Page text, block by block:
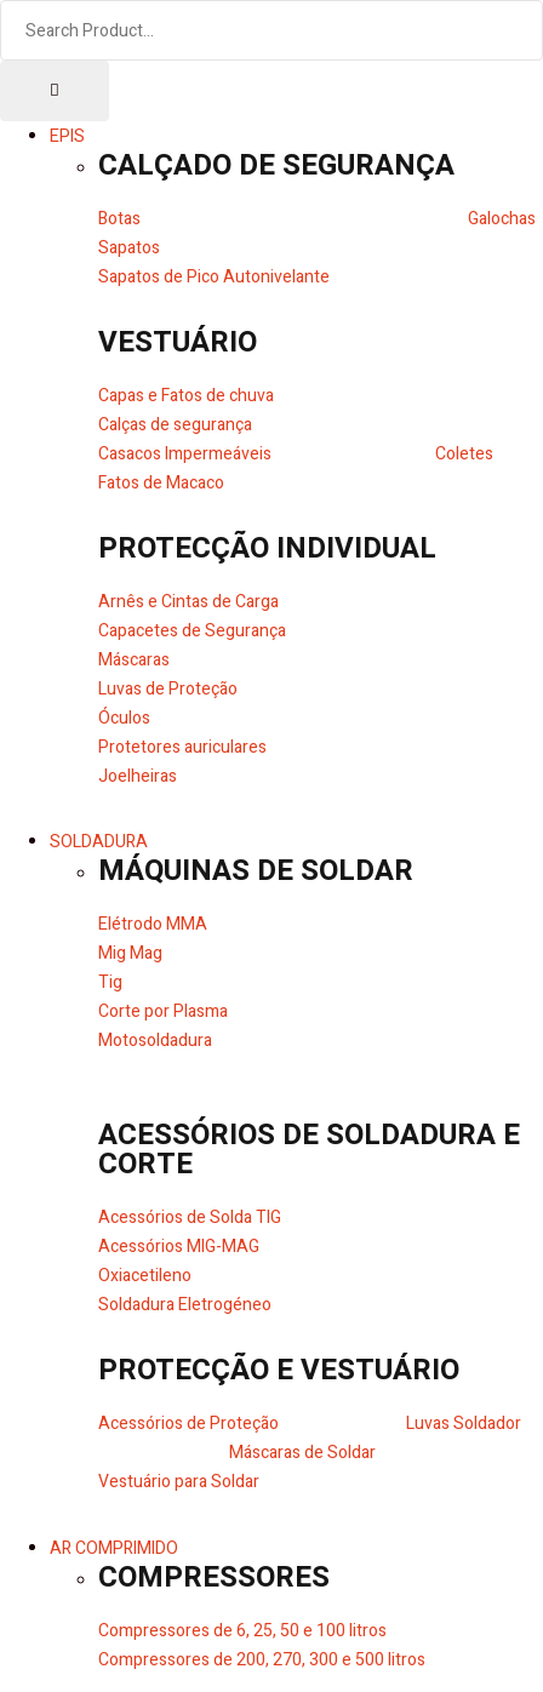
EPIS
CALÇADO DE SEGURANÇA
Botas
Galochas
Sapatos
Sapatos de Pico Autonivelante
VESTUÁRIO
Capas e Fatos de chuva
Calças de segurança
Casacos Impermeáveis
Coletes
Fatos de Macaco
PROTECÇÃO INDIVIDUAL
Arnês e Cintas de Carga
Capacetes de Segurança
Máscaras
Luvas de Proteção
Óculos
Protetores auriculares
Joelheiras
SOLDADURA
MÁQUINAS DE SOLDAR
Elétrodo MMA
Mig Mag
Tig
Corte por Plasma
Motosoldadura
ACESSÓRIOS DE SOLDADURA E
CORTE
Acessórios de Solda TIG
Acessórios MIG-MAG
Oxiacetileno
Soldadura Eletrogéneo
PROTECÇÃO E VESTUÁRIO
Acessórios de Proteção
Luvas Soldador
Máscaras de Soldar
Vestuário para Soldar
AR COMPRIMIDO
COMPRESSORES
Compressores de 6, 25, 50 e 100 litros
Compressores de 200, 270, 300 e 500 litros